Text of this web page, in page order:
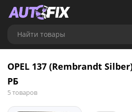
Найти товары
OPEL 137 (Rembrandt
РБ
5 товаров